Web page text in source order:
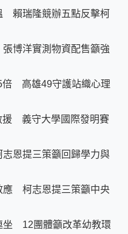
賴瑞隆競辦五點反擊柯
博洋實測物資配售籲強
倍 高雄49守護站織心理
援 義守大學國際發明賽
恩提三策籲回歸學力與
應 柯志恩提三策籲中央
坐 12團體籲改革幼教環